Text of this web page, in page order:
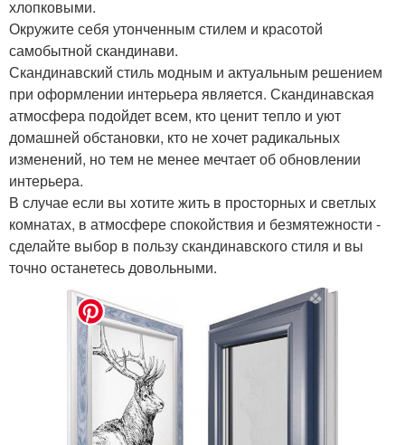
хлопковыми.
Окружите себя утонченным стилем и красотой
самобытной скандинави.
Скандинавский стиль модным и актуальным решением
при оформлении интерьера является. Скандинавская
атмосфера подойдет всем, кто ценит тепло и уют
домашней обстановки, кто не хочет радикальных
изменений, но тем не менее мечтает об обновлении
интерьера.
В случае если вы хотите жить в просторных и светлых
комнатах, в атмосфере спокойствия и безмятежности -
сделайте выбор в пользу скандинавского стиля и вы
точно останетесь довольными.